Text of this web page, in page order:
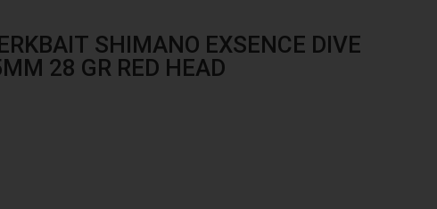
SHIMANO EXSENCE DIVE
28 GR RED HEAD